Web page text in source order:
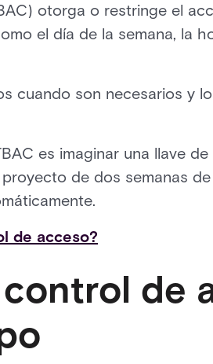
otorga o restringe el
el día de la semana, la
cuando son necesarios y
es imaginar una llave
de dos semanas
de acceso?
de